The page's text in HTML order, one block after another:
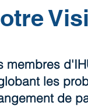
membres
les
de